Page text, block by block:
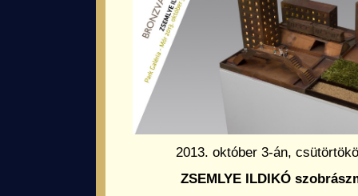
2013. október 3-án,
ZSEMLYE ILDIKÓ